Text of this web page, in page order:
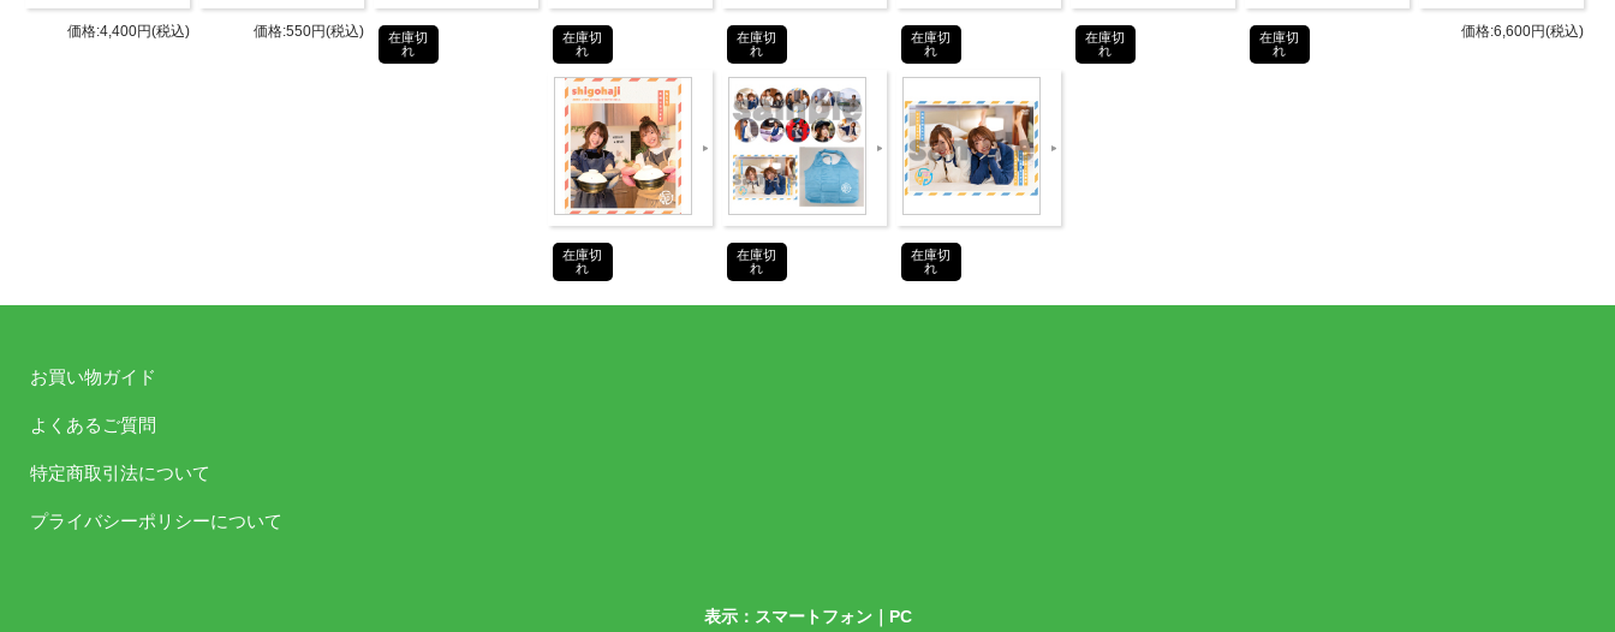
こだわりの刺繍で入れました。
発売日
価格:4,400円(税込) 価格:550円(税込)
在庫切
れ
在庫切
れ
在庫切
れ
在庫切
れ
在庫切
れ
在庫切
れ
価格:6,600円(税込)
在庫切
れ
在庫切
れ
在庫切
れ
お買い物ガイド
よくあるご質問
特定商取引法について
プライバシーポリシーについて
表示：スマートフォン｜ PC